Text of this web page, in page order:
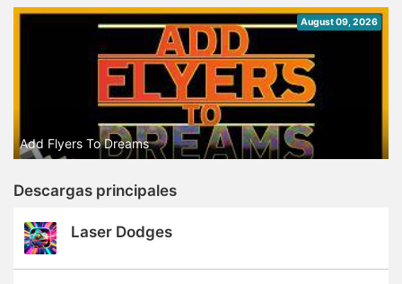
August 09, 2026
Add Flyers To Dreams
Descargas principales
Laser Dodges